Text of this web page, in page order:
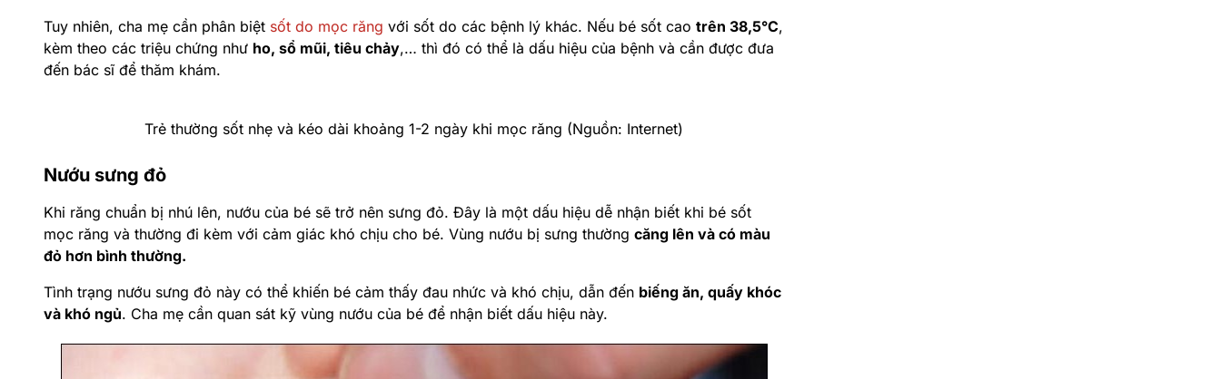
Tuy nhiên, cha mẹ cần phân biệt sốt do mọc răng với sốt do các bệnh lý khác. Nếu bé sốt cao trên 38,5°C,
kèm theo các triệu chứng như ho, sổ mũi, tiêu chảy,… thì đó có thể là dấu hiệu của bệnh và cần được đưa
đến bác sĩ để thăm khám.